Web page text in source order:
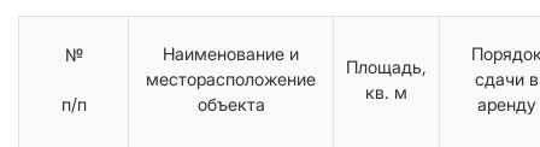
№
п/п
Наименование и
месторасположение
объекта
Площадь,
кв. м
сдачи в
аренду